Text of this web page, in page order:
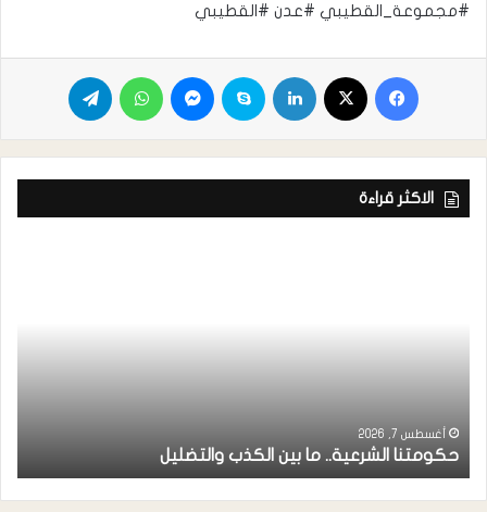
#مجموعة_القطيبي #عدن #القطيبي
الاكثر قراءة
أغسطس 7, 2026
حكومتنا الشرعية.. ما بين الكذب والتضليل